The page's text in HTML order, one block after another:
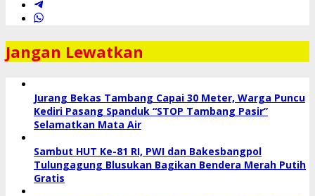
Jangan Lewatkan
Jurang Bekas Tambang Capai 30 Meter, Warga Puncu
Kediri Pasang Spanduk “STOP Tambang Pasir”
Selamatkan Mata Air
Sambut HUT Ke-81 RI, PWI dan Bakesbangpol
Tulungagung Blusukan Bagikan Bendera Merah Putih
Gratis